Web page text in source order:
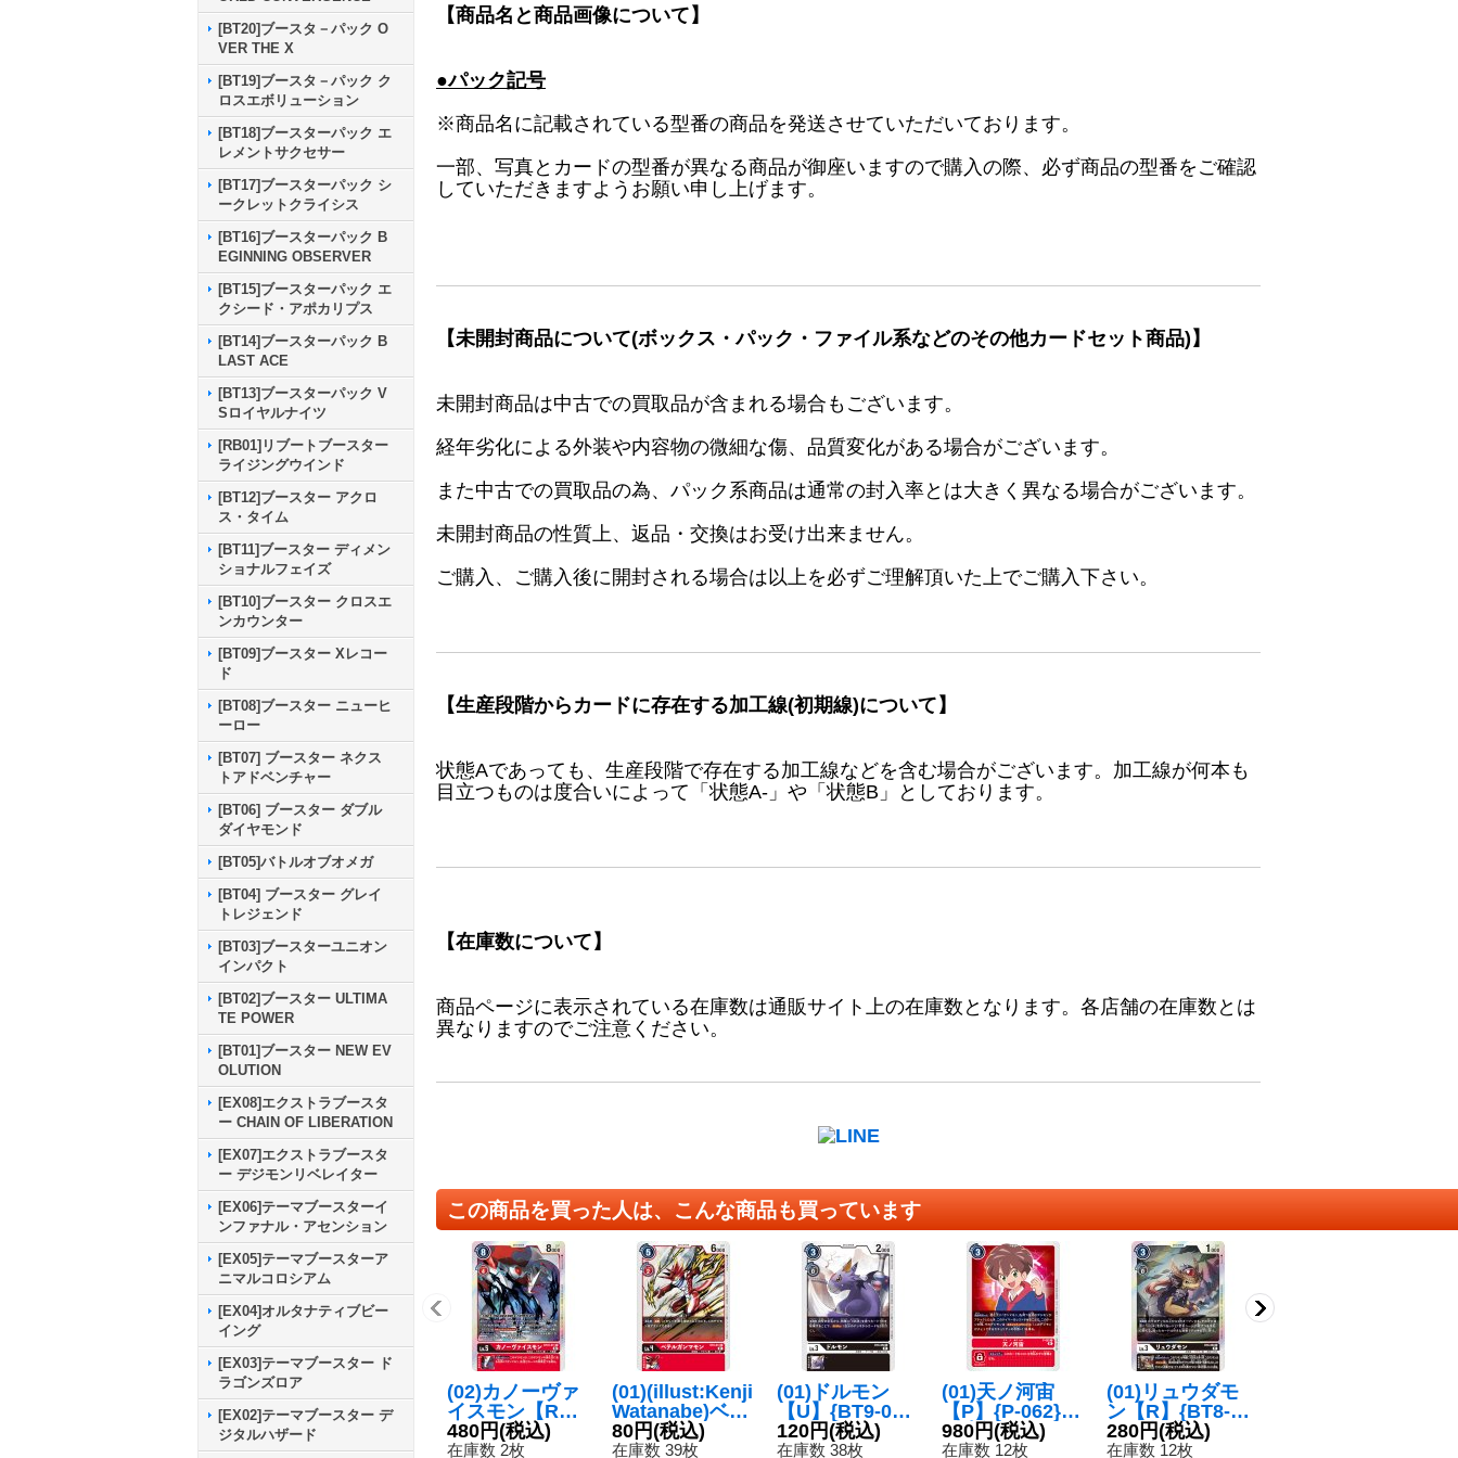
[BT20]ブースタ－パック O
VER THE X
[BT19]ブースタ－パック ク
ロスエボリューション
[BT18]ブースターパック エ
レメントサクセサー
[BT17]ブースターパック シ
ークレットクライシス
[BT16]ブースターパック B
EGINNING OBSERVER
[BT15]ブースターパック エ
クシード・アポカリプス
[BT14]ブースターパック B
LAST ACE
[BT13]ブースターパック V
Sロイヤルナイツ
[RB01]リブートブースター
ライジングウインド
[BT12]ブースター アクロ
ス・タイム
[BT11]ブースター ディメン
ショナルフェイズ
[BT10]ブースター クロスエ
ンカウンター
[BT09]ブースター Xレコー
ド
[BT08]ブースター ニューヒ
ーロー
[BT07] ブースター ネクス
トアドベンチャー
[BT06] ブースター ダブル
ダイヤモンド
[BT05]バトルオブオメガ
[BT04] ブースター グレイ
トレジェンド
[BT03]ブースターユニオン
インパクト
[BT02]ブースター ULTIMA
TE POWER
[BT01]ブースター NEW EV
OLUTION
[EX08]エクストラブースタ
ー CHAIN OF LIBERATION
[EX07]エクストラブースタ
ー デジモンリベレイター
[EX06]テーマブースターイ
ンファナル・アセンション
[EX05]テーマブースターア
ニマルコロシアム
[EX04]オルタナティブビー
イング
[EX03]テーマブースター ド
ラゴンズロア
[EX02]テーマブースター デ
ジタルハザード
【商品名と商品画像について】
●パック記号
※商品名に記載されている型番の商品を発送させていただいております。
一部、写真とカードの型番が異なる商品が御座いますので購入の際、必ず商品の型番をご確認
していただきますようお願い申し上げます。
【未開封商品について(ボックス・パック・ファイル系などのその他カードセット商品)】
未開封商品は中古での買取品が含まれる場合もございます。
経年劣化による外装や内容物の微細な傷、品質変化がある場合がございます。
また中古での買取品の為、パック系商品は通常の封入率とは大きく異なる場合がございます。
未開封商品の性質上、返品・交換はお受け出来ません。
ご購入、ご購入後に開封される場合は以上を必ずご理解頂いた上でご購入下さい。
【生産段階からカードに存在する加工線(初期線)について】
状態Aであっても、生産段階で存在する加工線などを含む場合がございます。加工線が何本も
目立つものは度合いによって「状態A-」や「状態B」としております。
【在庫数について】
商品ページに表示されている在庫数は通販サイト上の在庫数となります。各店舗の在庫数とは
異なりますのでご注意ください。
この商品を買った人は、こんな商品も買っています
(02)カノーヴァ
イスモン【R】
{BT10-011}
《赤》
480円(税込)
在庫数 2枚
(01)(illust:Kenji
Watanabe)ベテ
ルガンマモン
【C】{BT8-01
80円(税込)
在庫数 39枚
(01)ドルモン
【U】{BT9-05
8}《黒》
120円(税込)
在庫数 38枚
(01)天ノ河宙
【P】{P-062}
《赤》
980円(税込)
在庫数 12枚
(01)リュウダモ
ン【R】{BT8-0
60}《黒》
280円(税込)
在庫数 12枚